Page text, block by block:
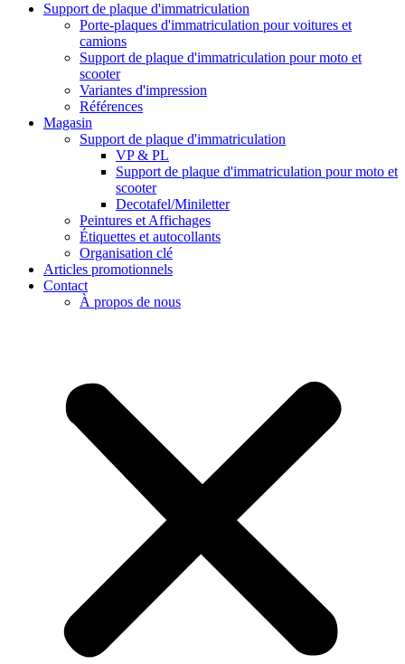
Support de plaque d'immatriculation
Porte-plaques d'immatriculation pour voitures et
camions
Support de plaque d'immatriculation pour moto et
scooter
Variantes d'impression
Références
Magasin
Support de plaque d'immatriculation
VP & PL
Support de plaque d'immatriculation pour moto et
scooter
Decotafel/Miniletter
Peintures et Affichages
Étiquettes et autocollants
Organisation clé
Articles promotionnels
Contact
À propos de nous